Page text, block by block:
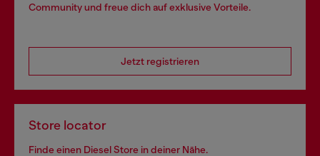
Community und freue dich auf exklusive Vorteile.
Jetzt registrieren
Store locator
Finde einen Diesel Store in deiner Nähe.